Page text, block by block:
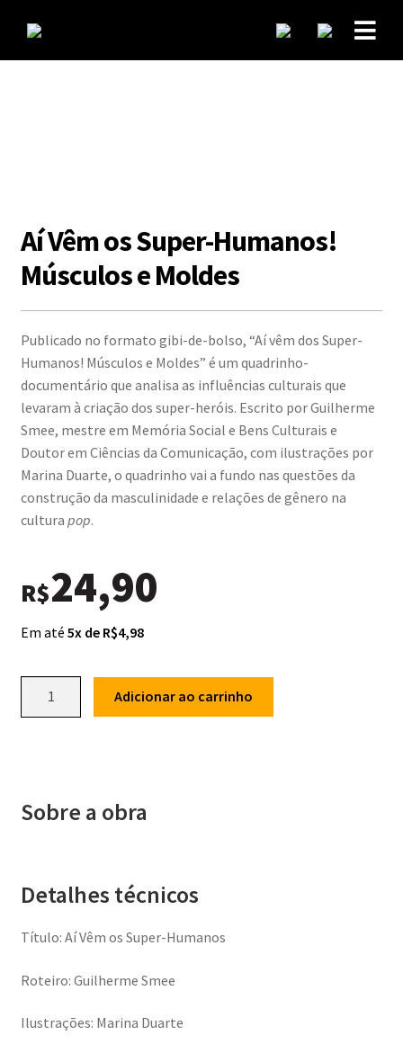
Aí Vêm os Super-Humanos!
Músculos e Moldes
Publicado no formato gibi-de-bolso, “Aí vêm dos Super-
Humanos! Músculos e Moldes” é um quadrinho-
documentário que analisa as influências culturais que
levaram à criação dos super-heróis. Escrito por Guilherme
Smee, mestre em Memória Social e Bens Culturais e
Doutor em Ciências da Comunicação, com ilustrações por
Marina Duarte, o quadrinho vai a fundo nas questões da
construção da masculinidade e relações de gênero na
cultura pop.
R$24,90
Em até 5x de R$4,98
e
Adicionar ao carrinho
Sobre a obra
Detalhes técnicos
Título: Aí Vêm os Super-Humanos
Roteiro: Guilherme Smee
Ilustrações: Marina Duarte